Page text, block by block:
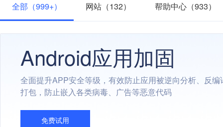
全部（999+） 网站（132） 帮助中心（933）
Android应用加固
全面提升APP安全等级，有效防止应用被逆向分析、反编
打包，防止嵌入各类病毒、广告等恶意代码
免费试用